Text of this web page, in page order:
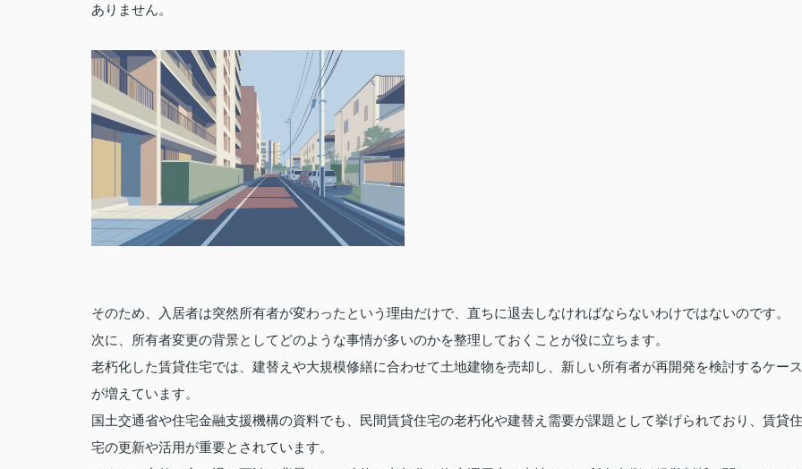
ありません。
そのため、入居者は突然所有者が変わったという理由だけで、直ちに退去しなければならないわけではないのです。
次に、所有者変更の背景としてどのような事情が多いのかを整理しておくことが役に立ちます。
老朽化した賃貸住宅では、建替えや大規模修繕に合わせて土地建物を売却し、新しい所有者が再開発を検討するケース
が増えています。
国土交通省や住宅金融支援機構の資料でも、民間賃貸住宅の老朽化や建替え需要が課題として挙げられており、賃貸住
宅の更新や活用が重要とされています。